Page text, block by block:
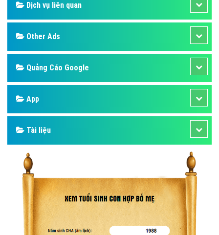
Dịch vụ liên quan
Other Ads
Quảng Cáo Google
App
Tài liệu